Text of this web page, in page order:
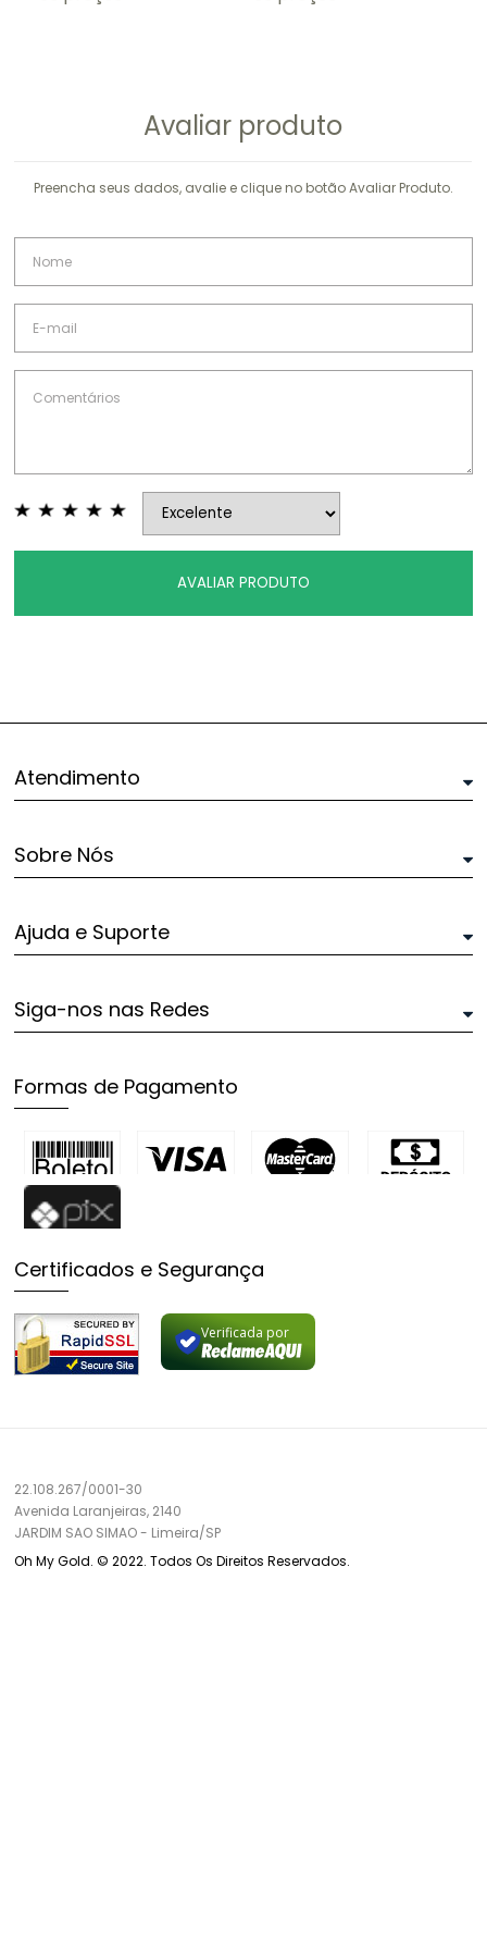
Avaliar produto
Preencha seus dados, avalie e clique no botão Avaliar Produto.
AVALIAR PRODUTO
Atendimento
Sobre Nós
Ajuda e Suporte
Siga-nos nas Redes
Formas de Pagamento
Certificados e Segurança
Verificada por
22.108.267/0001-30
Avenida Laranjeiras, 2140
JARDIM SAO SIMAO - Limeira/SP
Oh My Gold. © 2022. Todos Os Direitos Reservados.